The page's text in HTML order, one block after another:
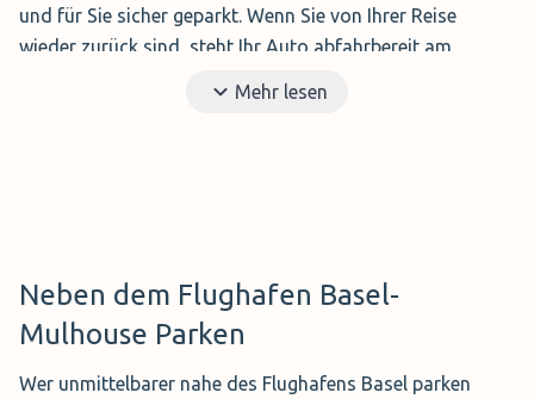
und für Sie sicher geparkt. Wenn Sie von Ihrer Reise
wieder zurück sind, steht Ihr Auto abfahrbereit am
Terminal und Sie müssen nur noch einsteigen und
Mehr lesen
Neben dem Flughafen Basel-
Mulhouse Parken
Wer unmittelbarer nahe des Flughafens Basel parken